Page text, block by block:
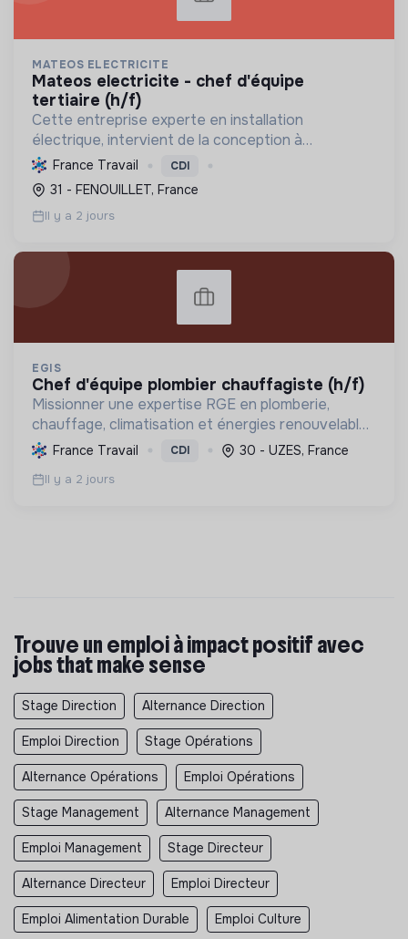
MATEOS ELECTRICITE
mateos electricite - chef d'équipe
tertiaire (h/f)
Cette entreprise experte en installation
électrique, intervient de la conception à
l'exploitation, notamment pour les centrales
photovoltaïques. Elle contribue à la transition
écologique avec son Labe...
France Travail CDI
31 - FENOUILLET, France
Il y a 2 jours
EGIS
chef d'équipe plombier chauffagiste (h/f)
Missionner une expertise RGE en plomberie,
chauffage, climatisation et énergies renouvelables
pour les particuliers, professionnels et
collectivités, œuvrant pour la transition
énergétique et l'effica...
France Travail CDI 30 - UZES, France
Il y a 2 jours
Trouve un emploi à impact positif avec
jobs that make sense
Stage Direction Alternance Direction
Emploi Direction Stage Opérations
Alternance Opérations Emploi Opérations
Stage Management Alternance Management
Emploi Management Stage Directeur
Alternance Directeur Emploi Directeur
Emploi Alimentation Durable Emploi Culture